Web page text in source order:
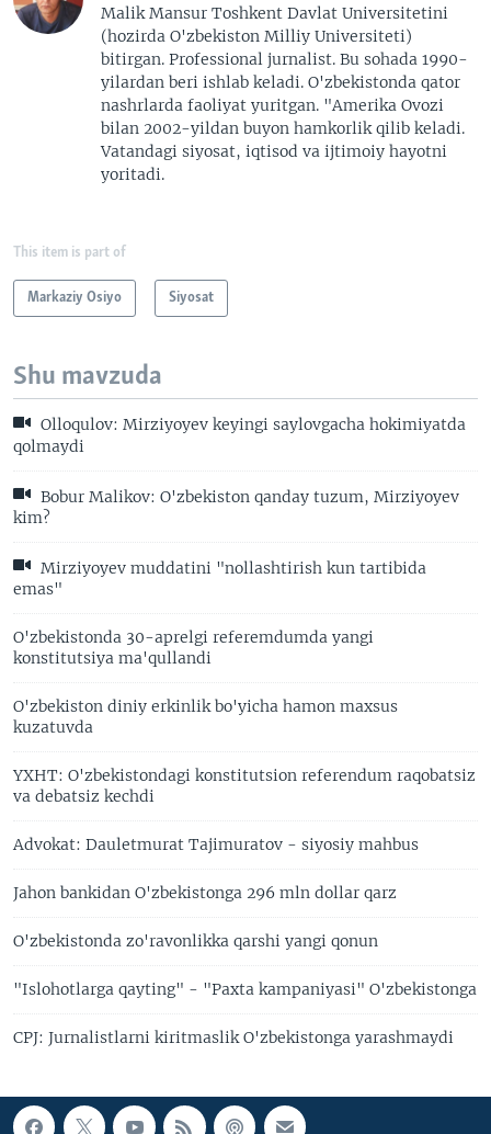
Malik Mansur Toshkent Davlat Universitetini
(hozirda O'zbekiston Milliy Universiteti)
bitirgan. Professional jurnalist. Bu sohada 1990-
yilardan beri ishlab keladi. O'zbekistonda qator
nashrlarda faoliyat yuritgan. "Amerika Ovozi
bilan 2002-yildan buyon hamkorlik qilib keladi.
Vatandagi siyosat, iqtisod va ijtimoiy hayotni
yoritadi.
This item is part of
Markaziy Osiyo Siyosat
Shu mavzuda
Olloqulov: Mirziyoyev keyingi saylovgacha hokimiyatda
qolmaydi
Bobur Malikov: O'zbekiston qanday tuzum, Mirziyoyev
kim?
Mirziyoyev muddatini "nollashtirish kun tartibida
emas"
O'zbekistonda 30-aprelgi referemdumda yangi
konstitutsiya ma'qullandi
O'zbekiston diniy erkinlik bo'yicha hamon maxsus
kuzatuvda
YXHT: O'zbekistondagi konstitutsion referendum raqobatsiz
va debatsiz kechdi
Advokat: Dauletmurat Tajimuratov - siyosiy mahbus
Jahon bankidan O'zbekistonga 296 mln dollar qarz
O'zbekistonda zo'ravonlikka qarshi yangi qonun
"Islohotlarga qayting" - "Paxta kampaniyasi" O'zbekistonga
CPJ: Jurnalistlarni kiritmaslik O'zbekistonga yarashmaydi